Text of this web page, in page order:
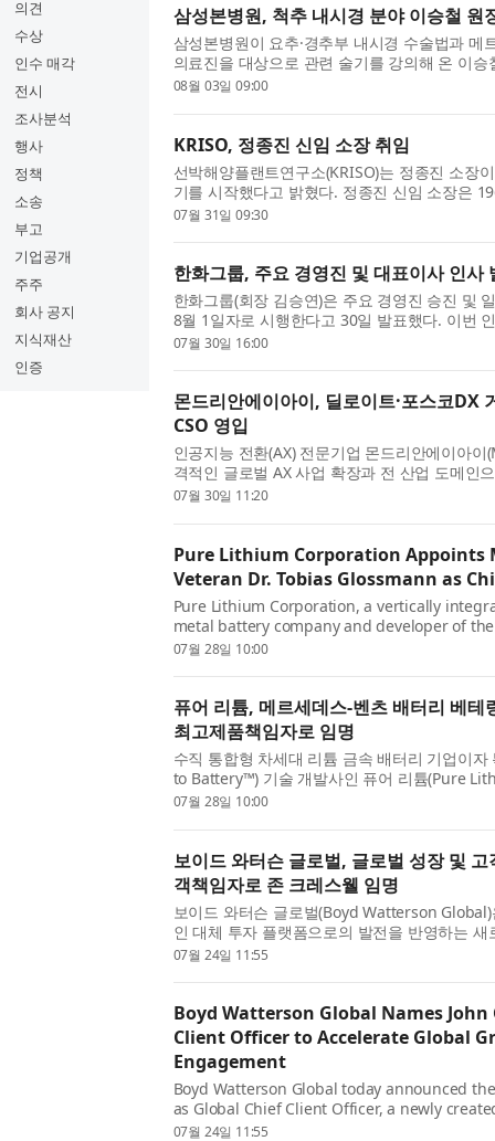
의견
수상
인수 매각
전시
조사분석
행사
정책
소송
부고
기업공개
주주
회사 공지
지식재산
인증
삼성본병원, 척추 내시경 분야 이승철
삼성본병원이 요추·경추부 내시경 수술법과 메
의료진을 대상으로 관련 술기를 강의해 온 이
은 8월 3일부터 허리·목 디스크와 척추관협착
08월 03일 09:00
KRISO, 정종진 신임 소장 취임
선박해양플랜트연구소(KRISO)는 정종진 소장
기를 시작했다고 밝혔다. 정종진 신임 소장은
선해양공학 학사(1992년), 석사(1994년), 박사
07월 31일 09:30
한화그룹, 주요 경영진 및 대표이사 인사
한화그룹(회장 김승연)은 주요 경영진 승진 및
8월 1일자로 시행한다고 30일 발표했다. 이번
장으로, 김동원 한화생명 사장이 부회장으로,
07월 30일 16:00
몬드리안에이아이, 딜로이트·포스코DX
CSO 영입
인공지능 전환(AX) 전문기업 몬드리안에이아
격적인 글로벌 AX 사업 확장과 전 산업 도메인
티어 컨설팅 및 DX 전략 전문가인 황상돈 CSO
07월 30일 11:20
Pure Lithium Corporation Appoints
Veteran Dr. Tobias Glossmann as
Pure Lithium Corporation, a vertically
metal battery company and developer of
technology, today announced the
07월 28일 10:00
퓨어 리튬, 메르세데스-벤츠 배터리 베테
최고제품책임자로 임명
수직 통합형 차세대 리튬 금속 배터리 기업이
to Battery™) 기술 개발사인 퓨어 리튬(Pure
(Tobias Glossmann) 박사를 최고제품책임자
07월 28일 10:00
보이드 와터슨 글로벌, 글로벌 성장 및
객책임자로 존 크레스웰 임명
보이드 와터슨 글로벌(Boyd Watterson
인 대체 투자 플랫폼으로의 발전을 반영하는
임자에 존 크레스웰(John Creswell)을 임명한
07월 24일 11:55
Boyd Watterson Global Names
Client Officer to Accelerate Global
Engagement
Boyd Watterson Global today announced
as Global Chief Client Officer, a newly
reflects the firm's continued investment in
07월 24일 11:55